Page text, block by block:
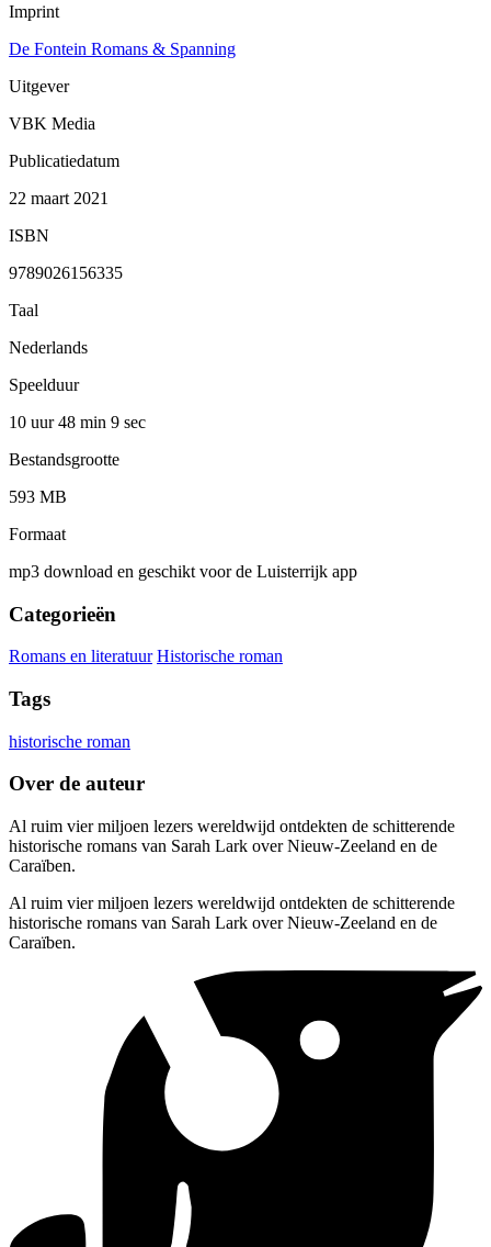
Imprint
De Fontein Romans & Spanning
Uitgever
VBK Media
Publicatiedatum
22 maart 2021
ISBN
9789026156335
Taal
Nederlands
Speelduur
10 uur 48 min 9 sec
Bestandsgrootte
593 MB
Formaat
mp3 download en geschikt voor de Luisterrijk app
Categorieën
Romans en literatuur Historische roman
Tags
historische roman
Over de auteur
Al ruim vier miljoen lezers wereldwijd ontdekten de schitterende
historische romans van Sarah Lark over Nieuw-Zeeland en de
Caraïben.
Al ruim vier miljoen lezers wereldwijd ontdekten de schitterende
historische romans van Sarah Lark over Nieuw-Zeeland en de
Caraïben.